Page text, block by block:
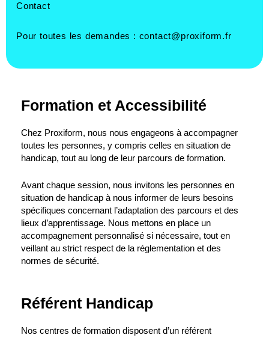
Contact
Pour toutes les demandes : contact@proxiform.fr
Formation et Accessibilité
Chez Proxiform, nous nous engageons à accompagner
toutes les personnes, y compris celles en situation de
handicap, tout au long de leur parcours de formation.
Avant chaque session, nous invitons les personnes en
situation de handicap à nous informer de leurs besoins
spécifiques concernant l’adaptation des parcours et des
lieux d’apprentissage. Nous mettons en place un
accompagnement personnalisé si nécessaire, tout en
veillant au strict respect de la réglementation et des
normes de sécurité.
Référent Handicap
Nos centres de formation disposent d’un référent